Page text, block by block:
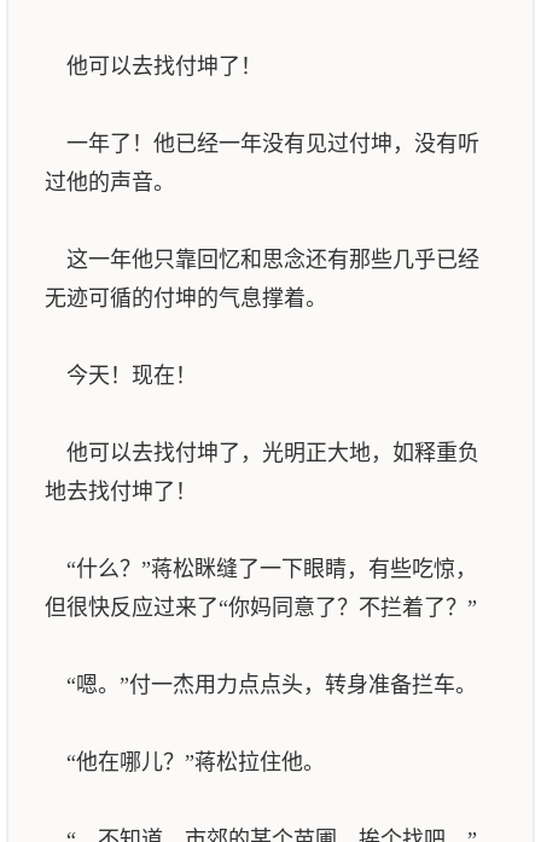
他可以去找付坤了！
一年了！他已经一年没有见过付坤，没有听
过他的声音。
这一年他只靠回忆和思念还有那些几乎已经
无迹可循的付坤的气息撑着。
今天！现在！
他可以去找付坤了，光明正大地，如释重负
地去找付坤了！
“什么？”蒋松眯缝了一下眼睛，有些吃惊，
但很快反应过来了“你妈同意了？不拦着了？”
“嗯。”付一杰用力点点头，转身准备拦车。
“他在哪儿？”蒋松拉住他。